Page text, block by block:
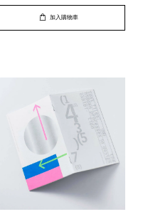
加入購物車